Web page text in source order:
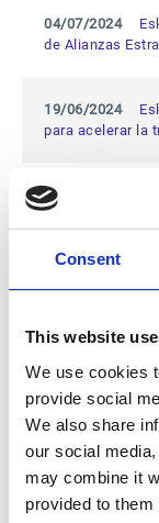
Consent
This website
We use cookies
provide social
We also share
our social
may combine it
provided to
04/07/2024
de Alianzas
19/06/2024
para acelerar la
03/06/2024
Consejo de
13/05/2024
Cash
15/04/2024
Manager de